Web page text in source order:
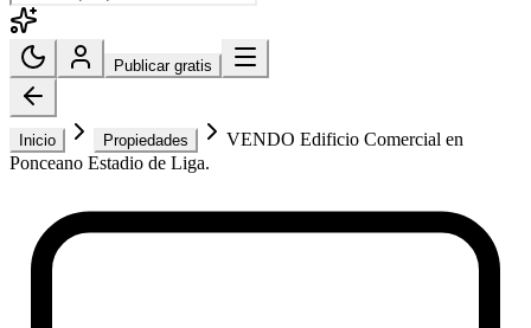
Publicar gratis
Inicio Propiedades
VENDO Edificio Comercial en
Ponceano Estadio de Liga.